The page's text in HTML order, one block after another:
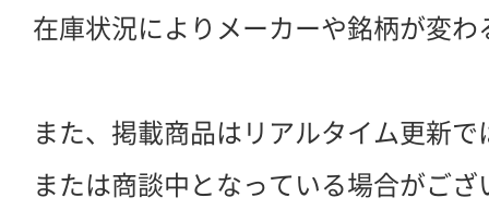
在庫状況によりメーカーや銘柄が変
また、掲載商品はリアルタイム更新
または商談中となっている場合がご